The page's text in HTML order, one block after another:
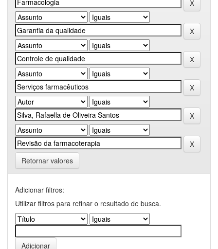
Retornar valores
Adicionar filtros:
Utilizar filtros para refinar o resultado de busca.